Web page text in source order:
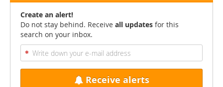
Create an alert!
Do not stay behind. Receive all updates for this
search on your inbox.
Receive alerts